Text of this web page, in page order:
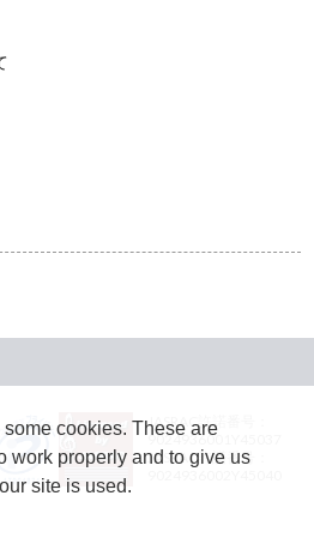
JASRAC許諾番号：
9024936001Y45037
JASRAC許諾番号：
cookies. These are
work properly and to give us
site is used.